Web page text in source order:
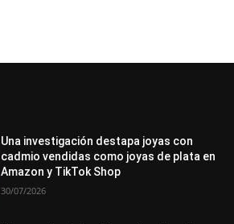
Una investigación destapa joyas con
cadmio vendidas como joyas de plata en
Amazon y TikTok Shop
30/07/2026